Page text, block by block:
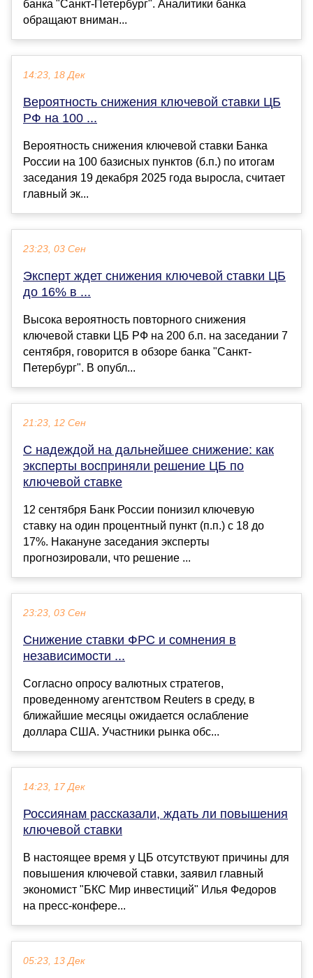
банка "Санкт-Петербург". Аналитики банка
обращают вниман...
14:23, 18 Дек
Вероятность снижения ключевой ставки ЦБ
РФ на 100 ...
Вероятность снижения ключевой ставки Банка
России на 100 базисных пунктов (б.п.) по итогам
заседания 19 декабря 2025 года выросла, считает
главный эк...
23:23, 03 Сен
Эксперт ждет снижения ключевой ставки ЦБ
до 16% в ...
Высока вероятность повторного снижения
ключевой ставки ЦБ РФ на 200 б.п. на заседании 7
сентября, говорится в обзоре банка "Санкт-
Петербург". В опубл...
21:23, 12 Сен
С надеждой на дальнейшее снижение: как
эксперты восприняли решение ЦБ по
ключевой ставке
12 сентября Банк России понизил ключевую
ставку на один процентный пункт (п.п.) с 18 до
17%. Накануне заседания эксперты
прогнозировали, что решение ...
23:23, 03 Сен
Снижение ставки ФРС и сомнения в
независимости ...
Согласно опросу валютных стратегов,
проведенному агентством Reuters в среду, в
ближайшие месяцы ожидается ослабление
доллара США. Участники рынка обс...
14:23, 17 Дек
Россиянам рассказали, ждать ли повышения
ключевой ставки
В настоящее время у ЦБ отсутствуют причины для
повышения ключевой ставки, заявил главный
экономист "БКС Мир инвестиций" Илья Федоров
на пресс-конфере...
05:23, 13 Дек